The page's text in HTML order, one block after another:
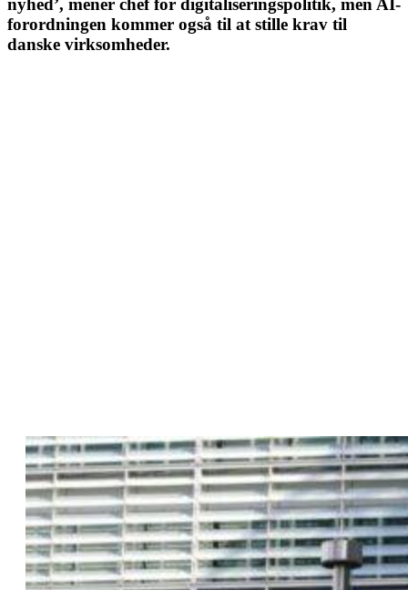
nyhed’, mener chef for digitaliseringspolitik, men AI-
forordningen kommer også til at stille krav til
danske virksomheder.